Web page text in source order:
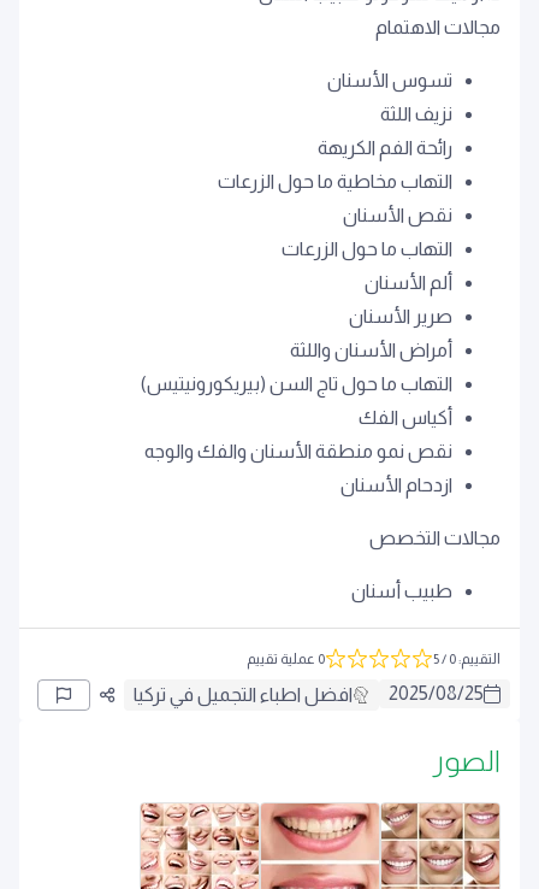
مجالات الاهتمام
تسوس الأسنان
نزيف اللثة
رائحة الفم الكريهة
التهاب مخاطية ما حول الزرعات
نقص الأسنان
التهاب ما حول الزرعات
ألم الأسنان
صرير الأسنان
أمراض الأسنان واللثة
التهاب ما حول تاج السن (بيريكورونيتيس)
أكياس الفك
نقص نمو منطقة الأسنان والفك والوجه
ازدحام الأسنان
مجالات التخصص
طبيب أسنان
التقييم:
0
/ 5 0 عملية تقييم
2025/08/25 افضل اطباء التجميل في تركيا
الصور